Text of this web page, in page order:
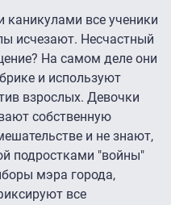
каникулами все ученики
исчезают. Несчастный
На самом деле они
и используют
взрослых. Девочки
собственную
и не знают,
подростками "войны"
мэра города,
все